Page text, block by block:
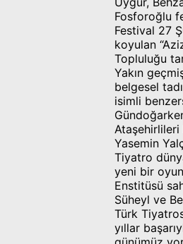
Fosforoğlu
Festival 27
koyulan
Topluluğu
Yakın
belgesel
isimli
Ataşehirlileri
Yasemin
Tiyatro
yeni bir
Enstitüsü
Süheyl ve
Türk
yıllar